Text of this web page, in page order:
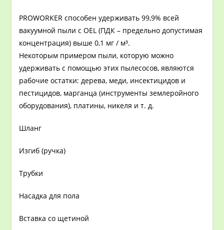
PROWORKER способен удерживать 99,9% всей
вакуумной пыли с OEL (ПДК – предельно допустимая
концентрация) выше 0,1 мг / м³.
Некоторым примером пыли, которую можно
удерживать с помощью этих пылесосов, являются
рабочие остатки: дерева, меди, инсектицидов и
пестицидов, марганца (инструменты землеройного
оборудования), платины, никеля и т. д.
Шланг
Изгиб (ручка)
Трубки
Насадка для пола
Вставка со щетиной